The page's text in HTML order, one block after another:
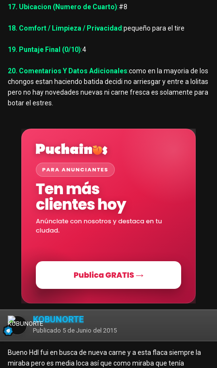
17. Ubicacion (Numero de Cuarto):#8
18. Comfort / Limpieza / Privacidad:pequeño para el tire
19. Puntaje Final (0/10):4
20. Comentarios Y Datos Adicionales:como en la mayoria de los
chongos estan haciendo batida decidi no arriesgar y entre a lolitas
pero no hay novedades nuevas ni carne fresca es solamente para
botar el estres.
KOBUNORTE
Publicado 5 de Junio del 2015
Bueno Hdl fui en busca de nueva carne y a esta flaca siempre la
miraba pero es media loca así que como miraba que tenía